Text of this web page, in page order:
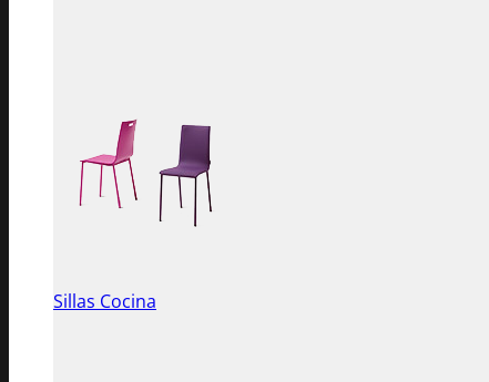
Sillas Cocina